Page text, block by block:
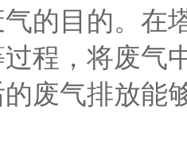
的目的。在
程，将废气
废气排放能